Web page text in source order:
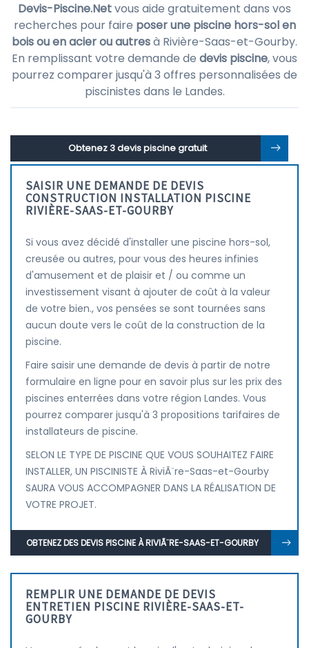
Devis-Piscine.Netvous aide gratuitement dans vos
recherches pour faire poser une piscine hors-sol en
bois ou en acier ou autresà Rivière-Saas-et-Gourby.
En remplissant votre demande de devis piscine, vous
pourrez comparer jusqu'à 3 offres personnalisées de
piscinistes dans le Landes.
Obtenez 3 devis piscine gratuit
SAISIR UNE DEMANDE DE DEVIS
CONSTRUCTION INSTALLATION PISCINE
RIVIÈRE-SAAS-ET-GOURBY
Si vous avez décidé d'installer une piscine hors-sol,
creusée ou autres, pour vous des heures infinies
d'amusement et de plaisir et / ou comme un
investissement visant à ajouter de coût à la valeur
de votre bien., vos pensées se sont tournées sans
aucun doute vers le coût de la construction de la
piscine.
Faire saisir une demande de devis à partir de notre
formulaire en ligne pour en savoir plus sur les prix des
piscines enterrées dans votre région Landes. Vous
pourrez comparer jusqu'à 3 propositions tarifaires de
installateurs de piscine.
SELON LE TYPE DE PISCINE QUE VOUS SOUHAITEZ FAIRE
INSTALLER, UN PISCINISTE À RiviÃ¨re-Saas-et-Gourby
SAURA VOUS ACCOMPAGNER DANS LA RÉALISATION DE
VOTRE PROJET.
OBTENEZ DES DEVIS PISCINE À RIVIÃ¨RE-SAAS-ET-GOURBY
REMPLIR UNE DEMANDE DE DEVIS
ENTRETIEN PISCINE RIVIÈRE-SAAS-ET-
GOURBY